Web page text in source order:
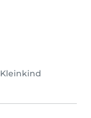
Kleinkind